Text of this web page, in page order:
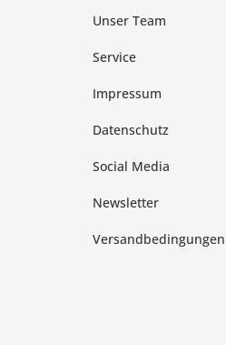
Unser Team
Service
Impressum
Datenschutz
Social Media
Newsletter
Versandbedingungen